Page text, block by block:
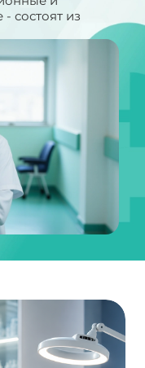
состоят из